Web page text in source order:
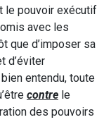
le pouvoir exécutif
avec les
que d’imposer sa
d’éviter
entendu, toute
contre le
des pouvoirs